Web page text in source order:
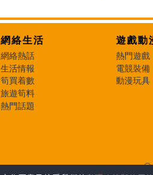
網絡生活
網絡熱話
生活情報
筍買着數
旅遊筍料
熱門話題
遊戲動
熱門遊戲
電競裝備
動漫玩具
©